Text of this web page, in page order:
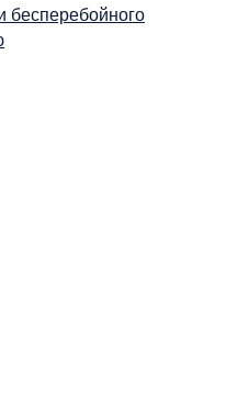
бесперебойного